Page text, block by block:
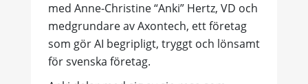
med Anne-Christine “Anki” Hertz, VD och
medgrundare av Axontech, ett företag
som gör AI begripligt, tryggt och lönsamt
för svenska företag.